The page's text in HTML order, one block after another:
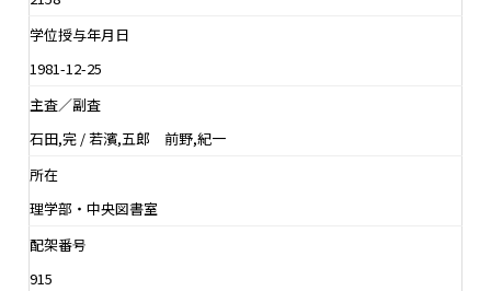
学位授与年月日
1981-12-25
主査／副査
石田,完 / 若濱,五郎 前野,紀一
所在
理学部・中央図書室
配架番号
915